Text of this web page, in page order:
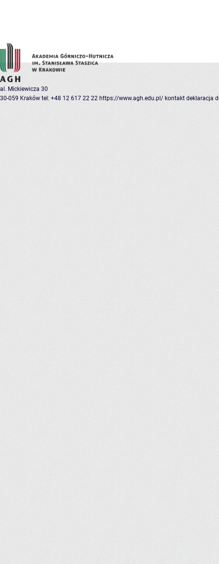
al. Mickiewicza 30
30-059 Kraków tel: +48 12 617 22 22 https://www.agh.edu.pl/ kontakt deklaracja